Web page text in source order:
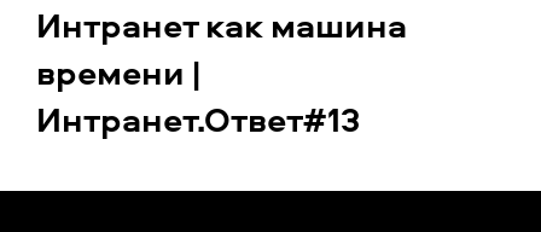
Интранет как машина
времени |
Интранет.Ответ#13